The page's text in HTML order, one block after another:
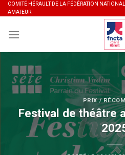
Skip
to
content
COMITÉ HÉRAULT DE LA FÉDÉRATION
AMATEUR
PRIX /
Festival de théâtre